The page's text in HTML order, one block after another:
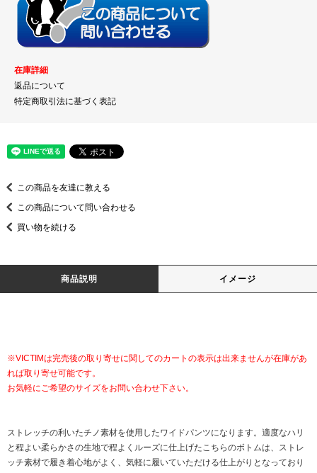
在庫詳細
返品について
特定商取引法に基づく表記
この商品を友達に教える
この商品について問い合わせる
買い物を続ける
商品説明 イメージ
※VICTIMは完売後の取り寄せに関してのカートの表示は出来ませんが在庫があ
れば取り寄せ可能です。
お気軽にご希望のサイズをお問い合わせ下さい。
ストレッチの利いたチノ素材を使用したワイドパンツになります。適度なハリ
と程よい柔らかさの生地で程よくルーズに仕上げたこちらのボトムは、ストレ
ッチ素材で履き着心地がよく、気軽に履いていただける仕上がりとなっており